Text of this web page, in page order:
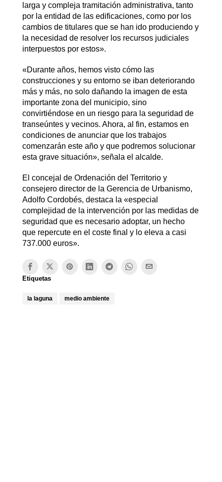
larga y compleja tramitación administrativa, tanto
por la entidad de las edificaciones, como por los
cambios de titulares que se han ido produciendo y
la necesidad de resolver los recursos judiciales
interpuestos por estos».
«Durante años, hemos visto cómo las
construcciones y su entorno se iban deteriorando
más y más, no solo dañando la imagen de esta
importante zona del municipio, sino
convirtiéndose en un riesgo para la seguridad de
transeúntes y vecinos. Ahora, al fin, estamos en
condiciones de anunciar que los trabajos
comenzarán este año y que podremos solucionar
esta grave situación», señala el alcalde.
El concejal de Ordenación del Territorio y
consejero director de la Gerencia de Urbanismo,
Adolfo Cordobés, destaca la «especial
complejidad de la intervención por las medidas de
seguridad que es necesario adoptar, un hecho
que repercute en el coste final y lo eleva a casi
737.000 euros».
Etiquetas
la laguna medio ambiente